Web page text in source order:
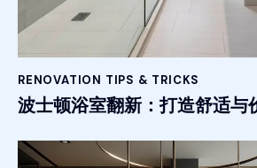
RENOVATION TIPS & TRICKS
波士顿浴室翻新：打造舒适与